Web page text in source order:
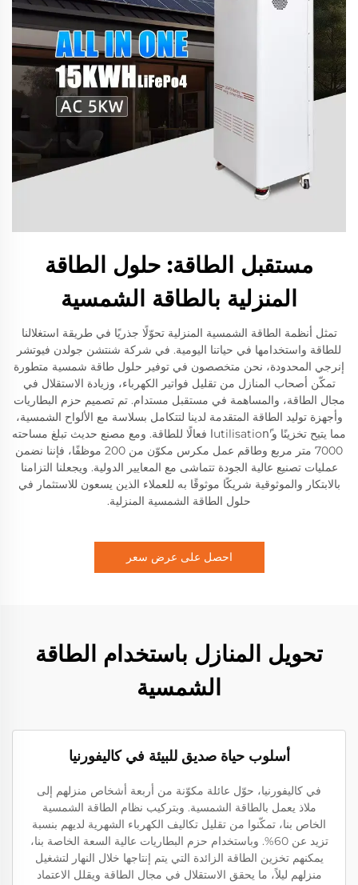
مستقبل الطاقة: حلول الطاقة
المنزلية بالطاقة الشمسية
تمثل أنظمة الطاقة الشمسية المنزلية تحوّلًا جذريًا في طريقة استغلالنا
للطاقة واستخدامها في حياتنا اليومية. في شركة شنتشن جولدن فيوتشر
إنرجي المحدودة، نحن متخصصون في توفير حلول طاقة شمسية متطورة
تمكّن أصحاب المنازل من تقليل فواتير الكهرباء، وزيادة الاستقلال في
مجال الطاقة، والمساهمة في مستقبل مستدام. تم تصميم حزم البطاريات
وأجهزة توليد الطاقة المتقدمة لدينا لتتكامل بسلاسة مع الألواح الشمسية،
مما يتيح تخزينًا و'utilisationًا فعالًا للطاقة. ومع مصنع حديث تبلغ مساحته
7000 متر مربع وطاقم عمل مكرس مكوّن من 200 موظفًا، فإننا نضمن
عمليات تصنيع عالية الجودة تتماشى مع المعايير الدولية. ويجعلنا التزامنا
بالابتكار والموثوقية شريكًا موثوقًا به للعملاء الذين يسعون للاستثمار في
حلول الطاقة الشمسية المنزلية.
احصل على عرض سعر
تحويل المنازل باستخدام الطاقة
الشمسية
أسلوب حياة صديق للبيئة في كاليفورنيا
في كاليفورنيا، حوّل عائلة مكوّنة من أربعة أشخاص منزلهم إلى
ملاذ يعمل بالطاقة الشمسية. وبتركيب نظام الطاقة الشمسية
الخاص بنا، تمكّنوا من تقليل تكاليف الكهرباء الشهرية لديهم بنسبة
تزيد عن 60%. وباستخدام حزم البطاريات عالية السعة الخاصة بنا،
يمكنهم تخزين الطاقة الزائدة التي يتم إنتاجها خلال النهار لتشغيل
منزلهم ليلاً، ما يحقق الاستقلال في مجال الطاقة ويقلل الاعتماد